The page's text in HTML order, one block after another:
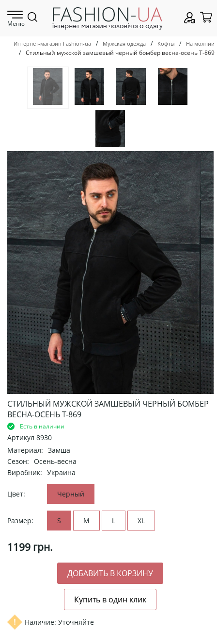
Меню
Интернет-магазин Fashion-ua / Мужская одежда / Кофты / На молнии
/ Стильный мужской замшевый черный бомбер весна-осень Т-869
СТИЛЬНЫЙ МУЖСКОЙ ЗАМШЕВЫЙ ЧЕРНЫЙ БОМБЕР
ВЕСНА-ОСЕНЬ Т-869
Есть в наличии
Артикул 8930
Материал: Замша
Сезон: Осень-весна
Виробник: Украина
Цвет: Черный
Размер: S M L XL
1199 грн.
Наличие: Уточняйте